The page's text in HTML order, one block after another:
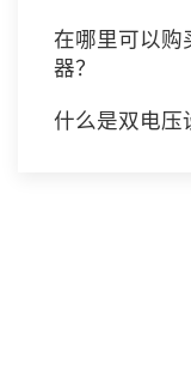
在哪里可以购
器？
什么是双电压